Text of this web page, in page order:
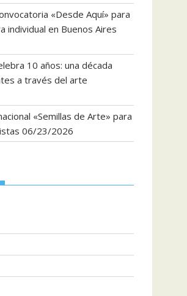
«Desde Aquí» para
individual en Buenos Aires
10 años: una década
a través del arte
«Semillas de Arte» para
06/23/2026